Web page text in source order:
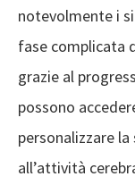
notevolmente i
fase complicata
grazie al
possono
personalizzare
all’attività